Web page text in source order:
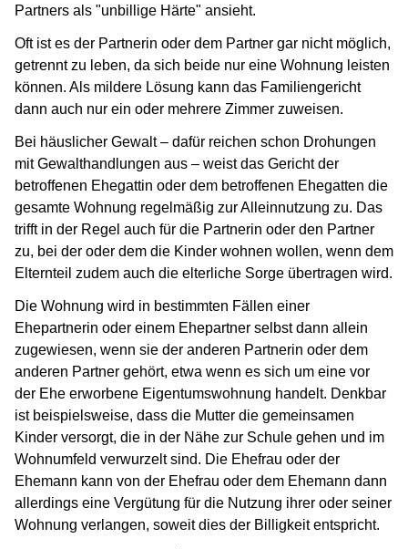
Partners als "unbillige Härte" ansieht.
Oft ist es der Partnerin oder dem Partner gar nicht möglich,
getrennt zu leben, da sich beide nur eine Wohnung leisten
können. Als mildere Lösung kann das Familiengericht
dann auch nur ein oder mehrere Zimmer zuweisen.
Bei häuslicher Gewalt – dafür reichen schon Drohungen
mit Gewalthandlungen aus – weist das Gericht der
betroffenen Ehegattin oder dem betroffenen Ehegatten die
gesamte Wohnung regelmäßig zur Alleinnutzung zu. Das
trifft in der Regel auch für die Partnerin oder den Partner
zu, bei der oder dem die Kinder wohnen wollen, wenn dem
Elternteil zudem auch die elterliche Sorge übertragen wird.
Die Wohnung wird in bestimmten Fällen einer
Ehepartnerin oder einem Ehepartner selbst dann allein
zugewiesen, wenn sie der anderen Partnerin oder dem
anderen Partner gehört, etwa wenn es sich um eine vor
der Ehe erworbene Eigentumswohnung handelt. Denkbar
ist beispielsweise, dass die Mutter die gemeinsamen
Kinder versorgt, die in der Nähe zur Schule gehen und im
Wohnumfeld verwurzelt sind. Die Ehefrau oder der
Ehemann kann von der Ehefrau oder dem Ehemann dann
allerdings eine Vergütung für die Nutzung ihrer oder seiner
Wohnung verlangen, soweit dies der Billigkeit entspricht.